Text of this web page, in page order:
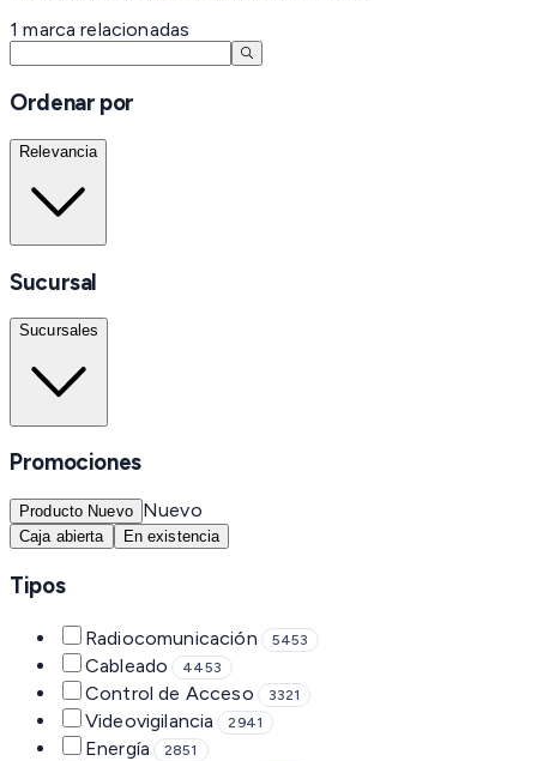
1 marca relacionadas
Ordenar por
Relevancia
Sucursal
Sucursales
Promociones
Producto Nuevo Nuevo
Caja abierta En existencia
Tipos
Radiocomunicación 5453
Cableado 4453
Control de Acceso 3321
Videovigilancia 2941
Energía 2851